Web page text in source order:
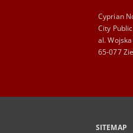
Cyprian
City
al.
65-077
SITEMAP